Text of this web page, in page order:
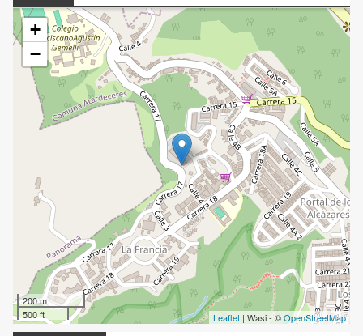
+
−
200 m
500 ft
Leaflet | Wasi - ©OpenStreetMap